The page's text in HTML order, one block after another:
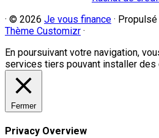
· © 2026 Je vous finance · Propulsé
Thème Customizr ·
En poursuivant votre navigation,
services tiers pouvant installer des
Fermer
Privacy Overview